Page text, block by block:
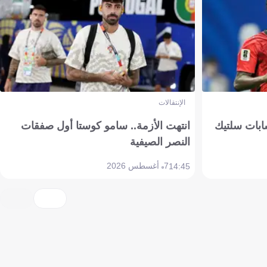
سلتيك
الإنتقالات
انتهت الأزمة.. سامو كوستا أول صفقات
النصر الصيفية
14:457 أغسطس 2026